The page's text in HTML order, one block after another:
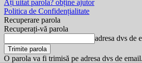
Ați uitat parola? obține ajutor
Politica de Confidențialitate
Recuperare parola
Recuperați-vă parola
adresa dvs de
O parola va fi trimisă pe adresa dvs de email.